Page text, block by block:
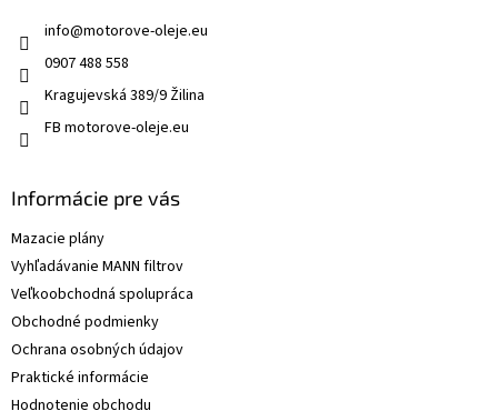
info@motorove-oleje.eu
0907 488 558
Kragujevská 389/9 Žilina
FB motorove-oleje.eu
Informácie pre vás
Mazacie plány
Vyhľadávanie MANN filtrov
Veľkoobchodná spolupráca
Obchodné podmienky
Ochrana osobných údajov
Praktické informácie
Hodnotenie obchodu